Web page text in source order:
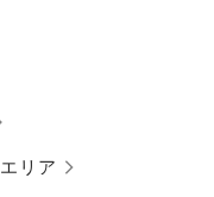
リア